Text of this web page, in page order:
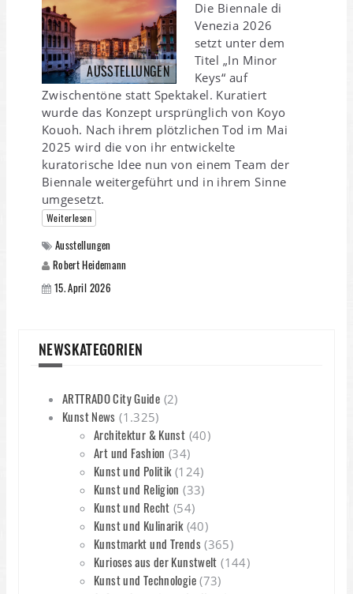
AUSSTELLUNGEN
Die Biennale di
Venezia 2026
setzt unter dem
Titel „In Minor
Keys“ auf
Zwischentöne statt Spektakel. Kuratiert
wurde das Konzept ursprünglich von Koyo
Kouoh. Nach ihrem plötzlichen Tod im Mai
2025 wird die von ihr entwickelte
kuratorische Idee nun von einem Team der
Biennale weitergeführt und in ihrem Sinne
umgesetzt.
Weiterlesen
Ausstellungen
Robert Heidemann
15. April 2026
NEWSKATEGORIEN
ARTTRADO City Guide (2)
Kunst News (1.325)
Architektur & Kunst (40)
Art und Fashion (34)
Kunst und Politik(124)
Kunst und Religion (33)
Kunst und Recht (54)
Kunst und Kulinarik(40)
Kunstmarkt und Trends(365)
Kurioses aus der Kunstwelt (144)
Kunst und Technologie(73)